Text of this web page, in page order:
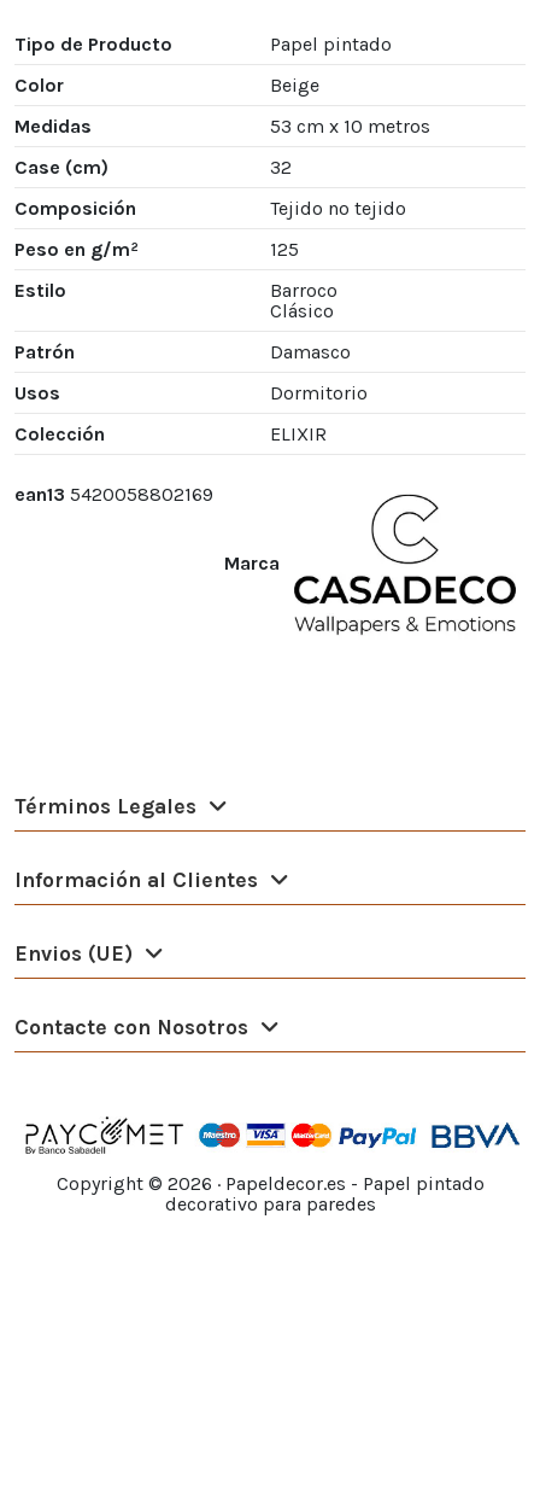
Tipo de Producto
Papel pintado
Color
Beige
Medidas
53 cm x 10 metros
Case (cm)
32
Composición
Tejido no tejido
Peso en g/m²
125
Estilo
Barroco
Clásico
Patrón
Damasco
Usos
Dormitorio
Colección
ELIXIR
Marca
ean13 5420058802169
Términos Legales
Información al Clientes
Envios (UE)
Contacte con Nosotros
Copyright © 2026 · Papeldecor.es - Papel pintado
decorativo para paredes